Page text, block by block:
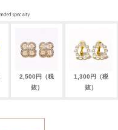
2,500円（税
抜）
1,300円（税
抜）